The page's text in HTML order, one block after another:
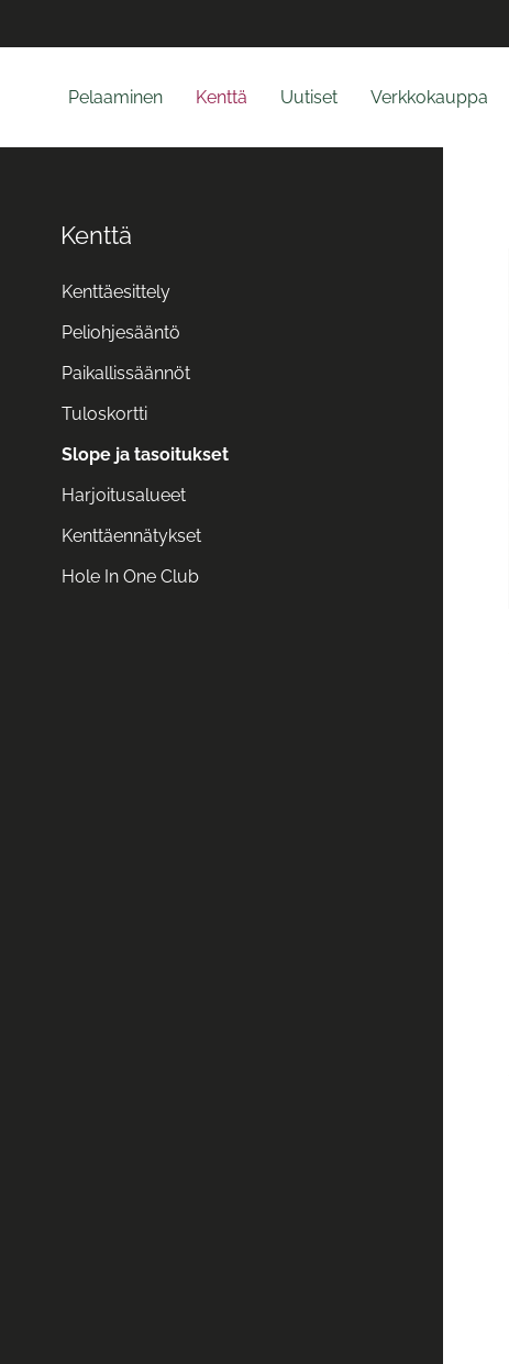
Pelaaminen Kenttä Uutiset Verkkokauppa
Kenttä
Kenttäesittely
Peliohjesääntö
Paikallissäännöt
Tuloskortti
Slope ja tasoitukset
Harjoitusalueet
Kenttäennätykset
Hole In One Club